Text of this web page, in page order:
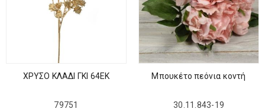
ΧΡΥΣΟ ΚΛΑΔΙ ΓΚΙ 64ΕΚ
79751
Μπουκέτο πεόνια κοντή
30.11.843-19